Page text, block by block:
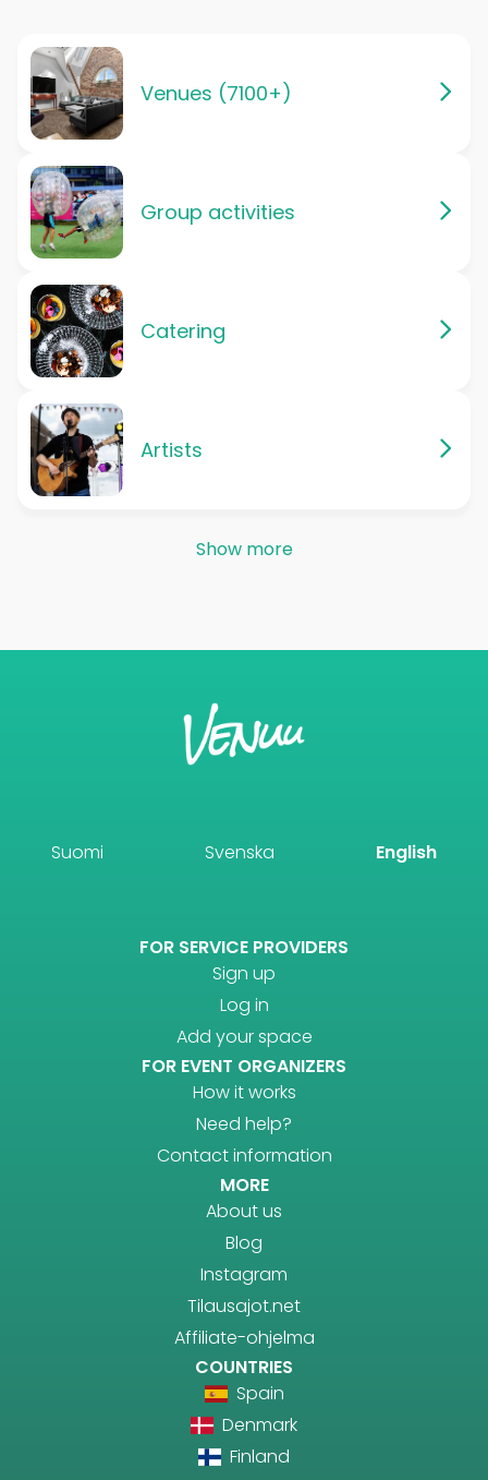
Venues (7100+)
Group activities
Catering
Artists
Show more
Suomi Svenska English
FOR SERVICE PROVIDERS
Sign up
Log in
Add your space
FOR EVENT ORGANIZERS
How it works
Need help?
Contact information
MORE
About us
Blog
Instagram
Tilausajot.net
Affiliate-ohjelma
COUNTRIES
Spain
Denmark
Finland